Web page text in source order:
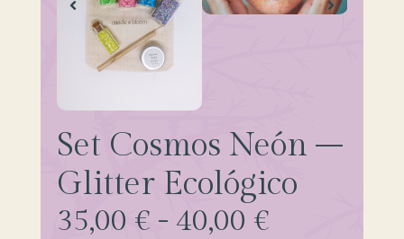
Set Cosmos Neón –
Glitter Ecológico
35,00 € - 40,00 €